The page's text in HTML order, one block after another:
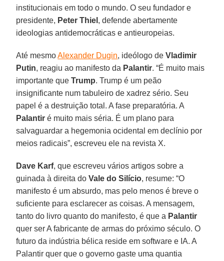
institucionais em todo o mundo. O seu fundador e
presidente, Peter Thiel , defende abertamente
ideologias antidemocráticas e antieuropeias.
Até mesmoAlexander Dugin, ideólogo deVladimir
Putin, reagiu ao manifesto da Palantir. “É muito mais
importante queTrump. Trump é um peão
insignificante num tabuleiro de xadrez sério. Seu
papel é a destruição total. A fase preparatória. A
Palantir é muito mais séria. É um plano para
salvaguardar a hegemonia ocidental em declínio por
meios radicais”, escreveu ele na revista X.
Dave Karf, que escreveu vários artigos sobre a
guinada à direita doVale do Silício, resume: “O
manifesto é um absurdo, mas pelo menos é breve o
suficiente para esclarecer as coisas. A mensagem,
tanto do livro quanto do manifesto, é que a Palantir
quer ser A fabricante de armas do próximo século. O
futuro da indústria bélica reside em software e IA. A
Palantir quer que o governo gaste uma quantia